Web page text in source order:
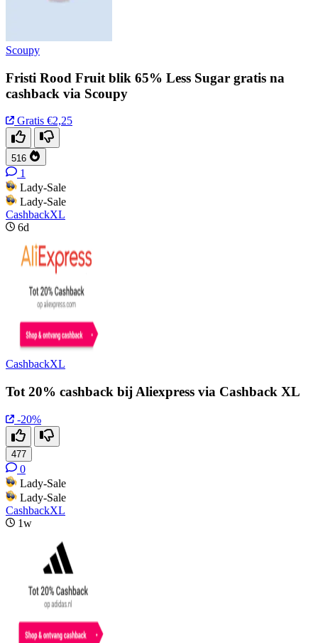
Scoupy
Fristi Rood Fruit blik 65% Less Sugar gratis na
cashback via Scoupy
Gratis €2,25
516
1
Lady-Sale
Lady-Sale
CashbackXL
6d
CashbackXL
Tot 20% cashback bij Aliexpress via Cashback XL
-20%
477
0
Lady-Sale
Lady-Sale
CashbackXL
1w